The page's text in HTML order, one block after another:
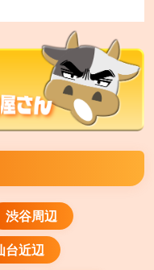
渋谷周辺
台近辺